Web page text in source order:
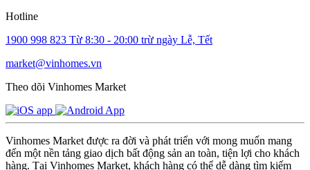
Hotline
1900 998 823 Từ 8:30 - 20:00 trừ ngày Lễ, Tết
market@vinhomes.vn
Theo dõi Vinhomes Market
Vinhomes Market được ra đời và phát triển với mong muốn mang
đến một nền tảng giao dịch bất động sản an toàn, tiện lợi cho khách
hàng. Tại Vinhomes Market, khách hàng có thể dễ dàng tìm kiếm